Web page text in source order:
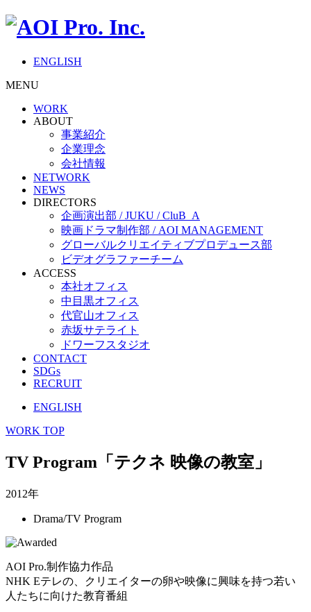
ENGLISH
MENU
WORK
ABOUT
事業紹介
企業理念
会社情報
NETWORK
NEWS
DIRECTORS
企画演出部 / JUKU / CluB_A
映画ドラマ制作部 / AOI MANAGEMENT
グローバルクリエイティブプロデュース部
ビデオグラファーチーム
ACCESS
本社オフィス
中目黒オフィス
代官山オフィス
赤坂サテライト
ドワーフスタジオ
CONTACT
SDGs
RECRUIT
ENGLISH
WORK TOP
TV Program「テクネ 映像の教室」
2012年
Drama/TV Program
AOI Pro.制作協力作品
NHK Eテレの、クリエイターの卵や映像に興味を持つ若い
人たちに向けた教育番組